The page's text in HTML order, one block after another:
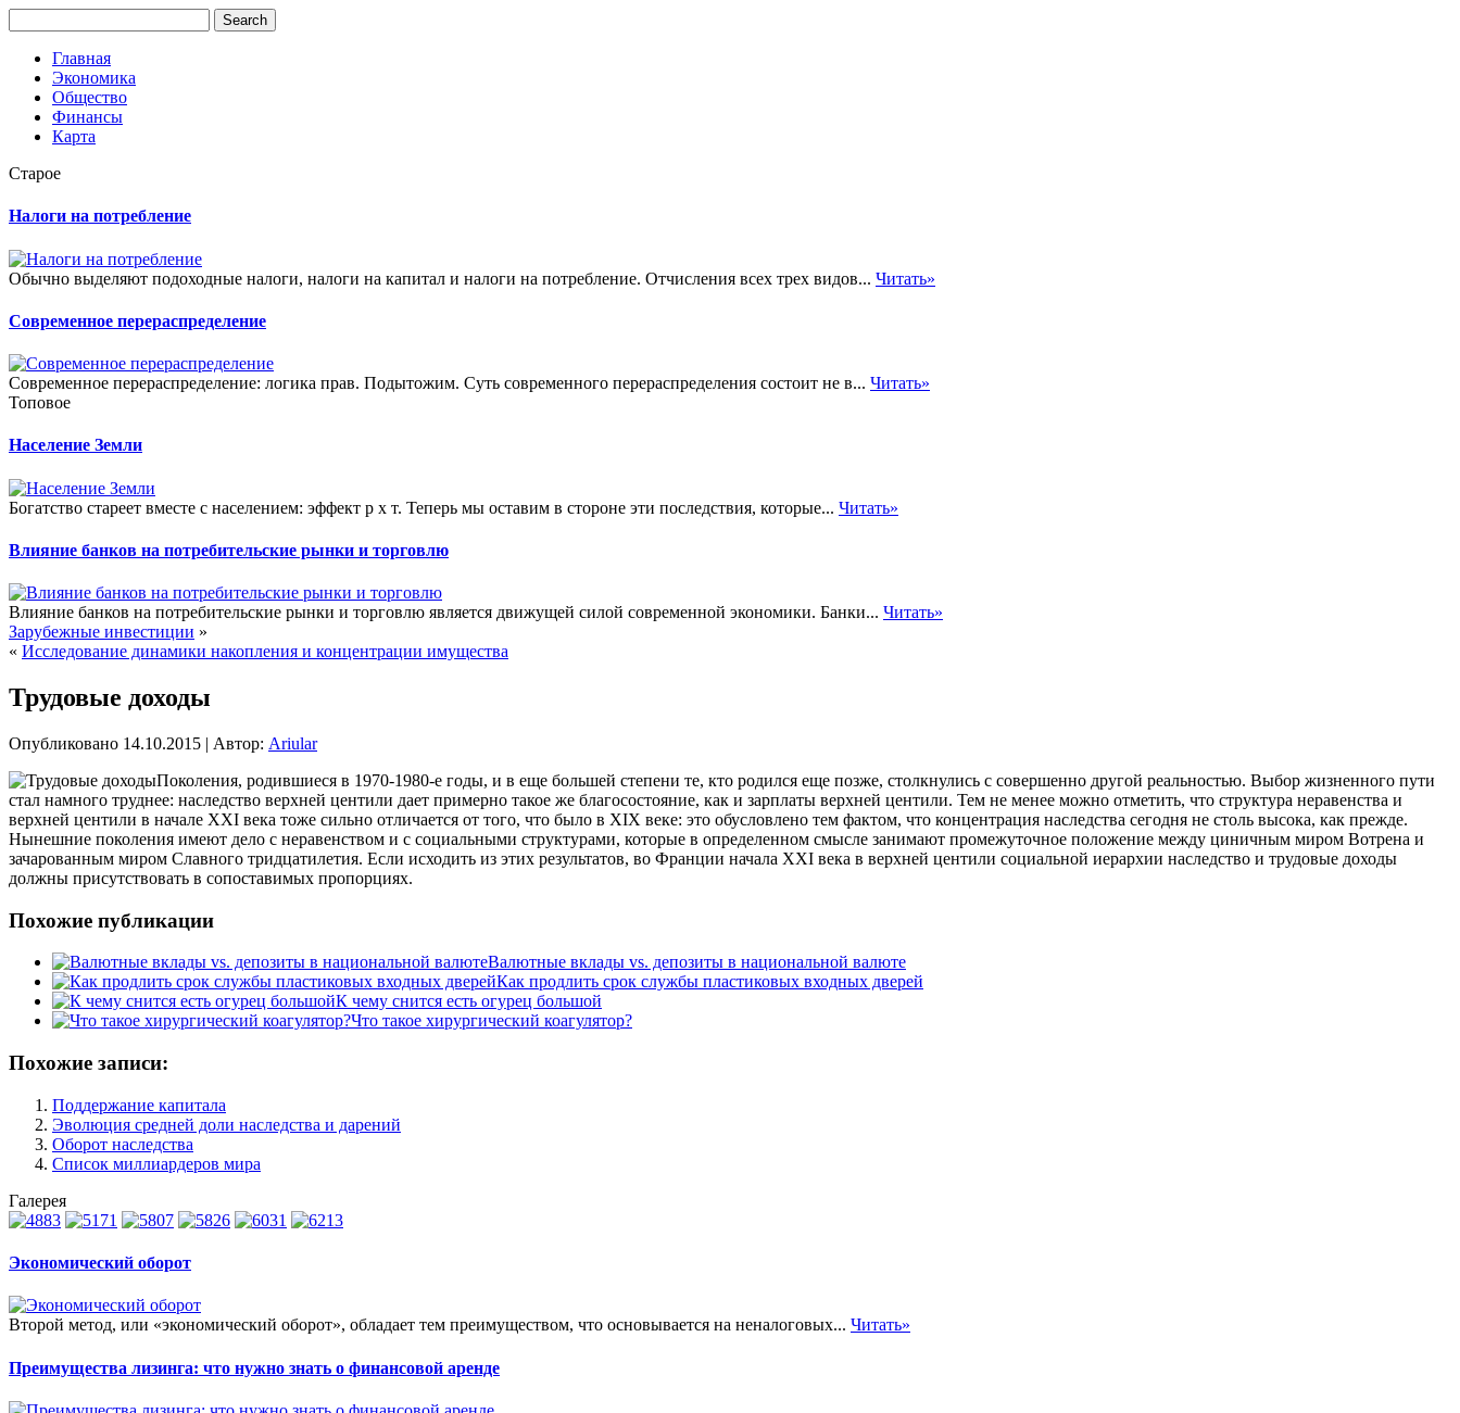
Главная
Экономика
Общество
Финансы
Карта
Старое
Налоги на потребление
Обычно выделяют подоходные налоги, налоги на капитал и налоги на потребление. Отчисления всех трех видов... Читать»
Современное перераспределение
Современное перераспределение: логика прав. Подытожим. Суть современного перераспределения состоит не в... Читать»
Топовое
Население Земли
Богатство стареет вместе с населением: эффект р х т. Теперь мы оставим в стороне эти последствия, которые... Читать»
Влияние банков на потребительские рынки и торговлю
Влияние банков на потребительские рынки и торговлю является движущей силой современной экономики. Банки... Читать»
Зарубежные инвестиции »
« Исследование динамики накопления и концентрации имущества
Трудовые доходы
Опубликовано 14.10.2015 | Автор: Ariular
Поколения, родившиеся в 1970-1980-е годы, и в еще большей степени те, кто родился еще позже, столкнулись с совершенно другой реальностью. Выбор жизненного пути
стал намного труднее: наследство верхней центили дает примерно такое же благосостояние, как и зарплаты верхней центили. Тем не менее можно отметить, что структура неравенства и
верхней центили в начале XXI века тоже сильно отличается от того, что было в XIX веке: это обусловлено тем фактом, что концентрация наследства сегодня не столь высока, как прежде.
Нынешние поколения имеют дело с неравенством и с социальными структурами, которые в определенном смысле занимают промежуточное положение между циничным миром Вотрена и
зачарованным миром Славного тридцатилетия. Если исходить из этих результатов, во Франции начала XXI века в верхней центили социальной иерархии наследство и трудовые доходы
должны присутствовать в сопоставимых пропорциях.
Похожие публикации
Валютные вклады vs. депозиты в национальной валюте
Как продлить срок службы пластиковых входных дверей
К чему снится есть огурец большой
Что такое хирургический коагулятор?
Похожие записи:
Поддержание капитала
Эволюция средней доли наследства и дарений
Оборот наследства
Список миллиардеров мира
Галерея
Экономический оборот
Второй метод, или «экономический оборот», обладает тем преимуществом, что основывается на неналоговых... Читать»
Преимущества лизинга: что нужно знать о финансовой аренде